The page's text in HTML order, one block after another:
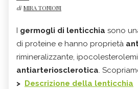
di MIRA TONIONI
I germogli di lenticchia sono
di proteine e hanno proprietà
rimineralizzante,
antiarteriosclerotica.
> Descrizione della lenticchia